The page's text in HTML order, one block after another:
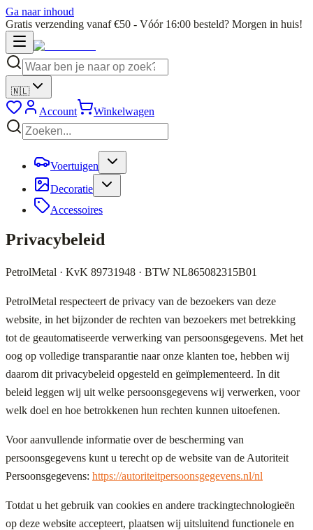
Ga naar inhoud
Gratis verzending vanaf €50 - Vóór 16:00 besteld? Morgen in huis!
🇳🇱
Account Winkelwagen
Voertuigen
Decoratie
Accessoires
Privacybeleid
PetrolMetal · KvK 89731948 · BTW NL865082315B01
PetrolMetal respecteert de privacy van de bezoekers van deze
website, in het bijzonder de rechten van bezoekers met betrekking
tot de geautomatiseerde verwerking van persoonsgegevens. Met het
oog op volledige transparantie naar onze klanten toe, hebben wij
daarom dit privacybeleid opgesteld en geïmplementeerd. In dit
beleid leggen wij uit welke persoonsgegevens wij verwerken, voor
welk doel en hoe betrokkenen hun rechten kunnen uitoefenen.
Voor aanvullende informatie over de bescherming van
persoonsgegevens kunt u terecht op de website van de Autoriteit
Persoonsgegevens: https://autoriteitpersoonsgegevens.nl/nl
Totdat u het gebruik van cookies en andere trackingtechnologieën
op deze website accepteert, plaatsen wij uitsluitend functionele en